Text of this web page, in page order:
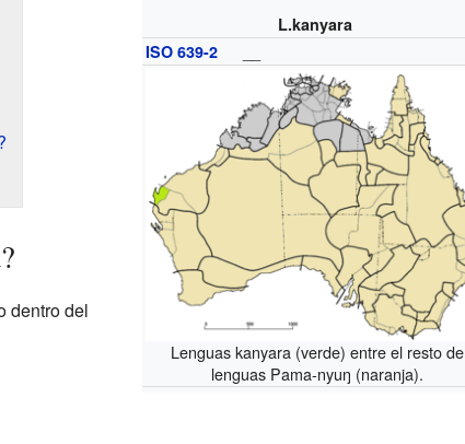
L.kanyara
ISO 639-2
Lenguas kanyara (verde) entre el resto de
lenguas Pama-nyuŋ (naranja).
dentro del